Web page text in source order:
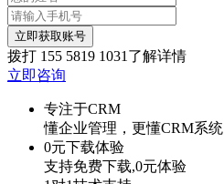
立即获取账号
拨打 155 5819 1031 了解详情
立即咨询
专注于CRM
懂企业管理，更懂CRM系统
0元下载体验
支持免费下载,0元体验